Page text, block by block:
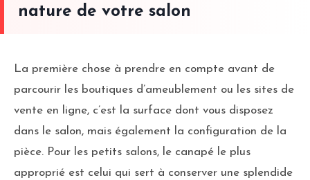
nature de votre salon
La première chose à prendre en compte avant de
parcourir les boutiques d’ameublement ou les sites de
vente en ligne, c’est la surface dont vous disposez
dans le salon, mais également la configuration de la
pièce. Pour les petits salons, le canapé le plus
approprié est celui qui sert à conserver une splendide